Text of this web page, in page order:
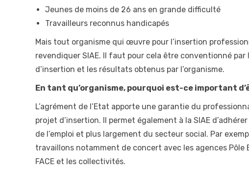
Jeunes de moins de 26 ans en grande difficulté
Travailleurs reconnus handicapés
Mais tout organisme qui œuvre pour l’insertion
revendiquer SIAE. Il faut pour cela être conventionné
d’insertion et les résultats obtenus par l’organisme.
En tant qu’organisme, pourquoi est-ce important
L’agrément de l’Etat apporte une garantie du
projet d’insertion. Il permet également à la SIAE
de l’emploi et plus largement du secteur social. Par
travaillons notamment de concert avec les agences Pôle
FACE et les collectivités.